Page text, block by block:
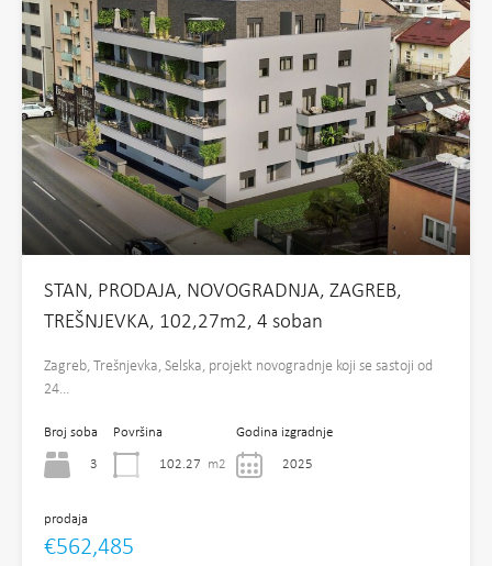
STAN, PRODAJA, NOVOGRADNJA, ZAGREB,
TREŠNJEVKA, 102,27m2, 4 soban
Zagreb, Trešnjevka, Selska, projekt novogradnje koji se sastoji od
24…
Broj soba
3
Površina
102.27 m2
Godina izgradnje
2025
prodaja
€562,485